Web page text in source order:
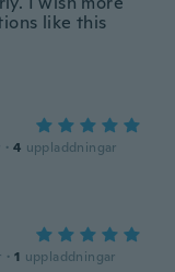
like this
· 4 uppladdningar
· 1 uppladdningar